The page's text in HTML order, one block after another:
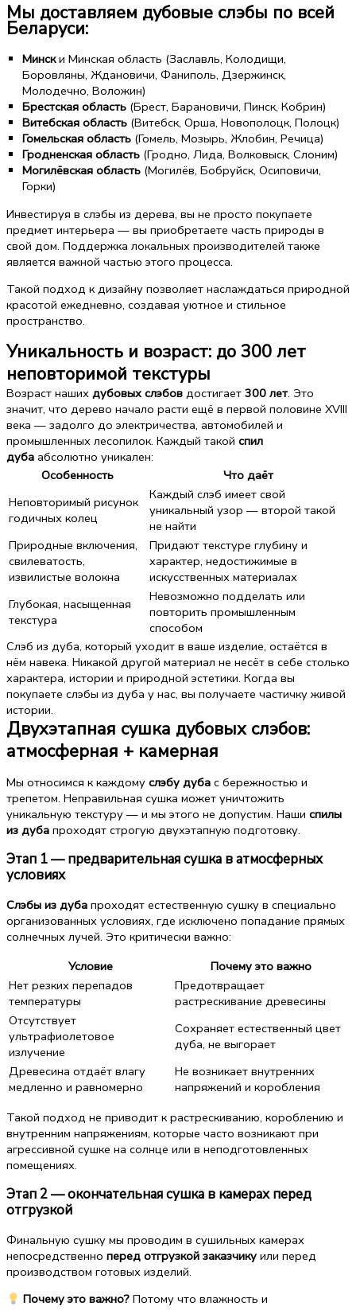
Мы доставляем дубовые слэбы по всей
Беларуси:
Мински Минская область (Заславль, Колодищи,
Боровляны, Ждановичи, Фаниполь, Дзержинск,
Молодечно, Воложин)
Брестская область (Брест, Барановичи, Пинск, Кобрин)
Витебская область (Витебск, Орша, Новополоцк, Полоцк)
Гомельская область (Гомель, Мозырь, Жлобин, Речица)
Гродненская область (Гродно, Лида, Волковыск, Слоним)
Могилёвская область (Могилёв, Бобруйск, Осиповичи,
Горки)
Инвестируя в слэбы из дерева, вы не просто покупаете
предмет интерьера — вы приобретаете часть природы в
свой дом. Поддержка локальных производителей также
является важной частью этого процесса.
Такой подход к дизайну позволяет наслаждаться природной
красотой ежедневно, создавая уютное и стильное
пространство.
Уникальность и возраст: до 300 лет
неповторимой текстуры
Возраст наших дубовых слэбов достигает 300 лет. Это
значит, что дерево начало расти ещё в первой половине XVIII
века — задолго до электричества, автомобилей и
промышленных лесопилок. Каждый такой спил
дуба абсолютно уникален:
Особенность
Что даёт
Неповторимый рисунок
годичных колец
Каждый слэб имеет свой
уникальный узор — второй такой
не найти
Природные включения,
свилеватость,
извилистые волокна
Придают текстуре глубину и
характер, недостижимые в
искусственных материалах
Глубокая, насыщенная
текстура
Невозможно подделать или
повторить промышленным
способом
Слэб из дуба, который уходит в ваше изделие, остаётся в
нём навека. Никакой другой материал не несёт в себе столько
характера, истории и природной эстетики. Когда вы
покупаете слэбы из дуба у нас, вы получаете частичку живой
истории.
Двухэтапная сушка дубовых слэбов:
атмосферная + камерная
Мы относимся к каждому слэбу дуба с бережностью и
трепетом. Неправильная сушка может уничтожить
уникальную текстуру — и мы этого не допустим. Наши спилы
из дуба проходят строгую двухэтапную подготовку.
Этап 1 — предварительная сушка в атмосферных
условиях
Слэбы из дуба проходят естественную сушку в специально
организованных условиях, где исключено попадание прямых
солнечных лучей. Это критически важно:
Условие
Почему это важно
Нет резких перепадов
температуры
Предотвращает
растрескивание древесины
Отсутствует
ультрафиолетовое
излучение
Сохраняет естественный цвет
дуба, не выгорает
Древесина отдаёт влагу
медленно и равномерно
Не возникает внутренних
напряжений и коробления
Такой подход не приводит к растрескиванию, короблению и
внутренним напряжениям, которые часто возникают при
агрессивной сушке на солнце или в неподготовленных
помещениях.
Этап 2 — окончательная сушка в камерах перед
отгрузкой
Финальную сушку мы проводим в сушильных камерах
непосредственно перед отгрузкой заказчику или перед
производством готовых изделий.
Почему это важно?Потому что влажность и